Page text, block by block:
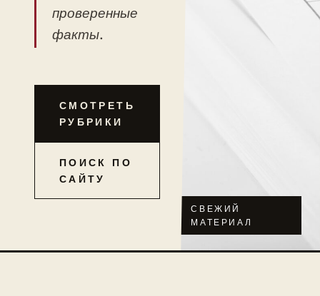
проверенные
факты.
СМОТРЕТЬ
РУБРИКИ
ПОИСК ПО
САЙТУ
СВЕЖИЙ
МАТЕРИАЛ